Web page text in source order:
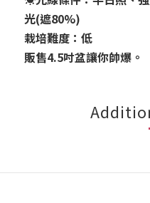
光(遮80%)
栽培難度：低
販售4.5吋盆讓你帥爆。